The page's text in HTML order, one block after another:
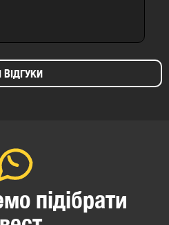
ВІДГУКИ
підібрати